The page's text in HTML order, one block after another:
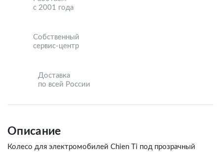
с 2001 года
Собственный
сервис-центр
Доставка
по всей России
Описание
Колесо для электромобилей Chien Ti под прозрачный